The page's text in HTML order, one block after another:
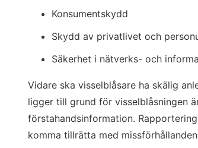
Konsumentskydd
Skydd av privatlivet och
Säkerhet i nätverks- och
Vidare ska visselblåsare ha skälig
ligger till grund för visselblåsningen
förstahandsinformation.
komma tillrätta med